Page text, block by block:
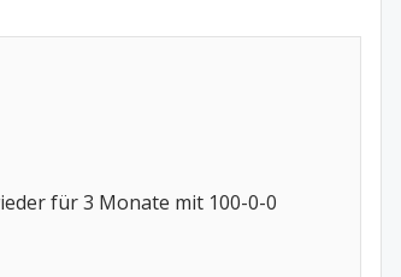
für 3 Monate mit 100-0-0